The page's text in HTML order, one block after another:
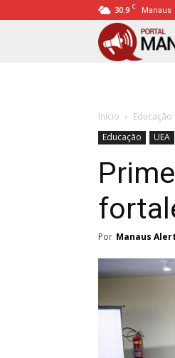
30.9 C Manaus
Início Educação
Educação
UEA
Por Manaus